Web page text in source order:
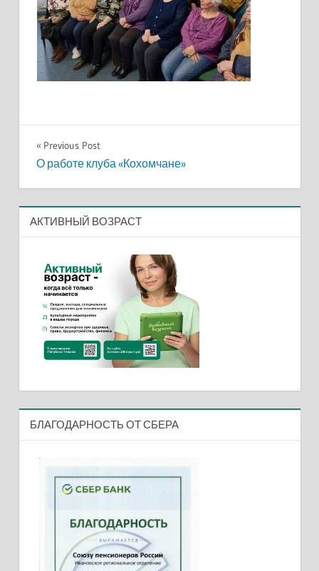
Навигация
по
записям
Previous Post
О работе клуба «Кохомчане»
АКТИВНЫЙ ВОЗРАСТ
БЛАГОДАРНОСТЬ ОТ СБЕРА